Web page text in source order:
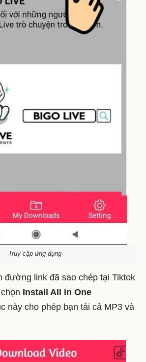
Truy cập ứng dụng
đường link đã sao chép tại Tiktok
Install All in One
này cho phép bạn tải cả MP3 và